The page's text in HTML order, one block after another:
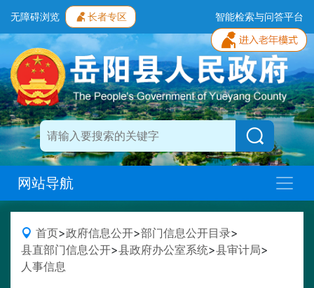
无障碍浏览 长者专区 智能检索与问答平台
网站导航
首页>政府信息公开>部门信息公开目录>
县直部门信息公开>县政府办公室系统>县审计局>
人事信息